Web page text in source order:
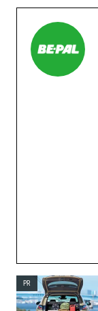
PR